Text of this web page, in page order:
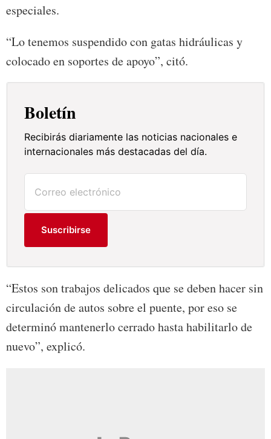
especiales.
“Lo tenemos suspendido con gatas hidráulicas y
colocado en soportes de apoyo”, citó.
Boletín
Recibirás diariamente las noticias nacionales e
internacionales más destacadas del día.
Suscribirse
“Estos son trabajos delicados que se deben hacer sin
circulación de autos sobre el puente, por eso se
determinó mantenerlo cerrado hasta habilitarlo de
nuevo”, explicó.